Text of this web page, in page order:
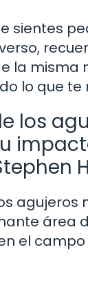
sientes
la misma
lo que te
los
agujeros
área
el campo